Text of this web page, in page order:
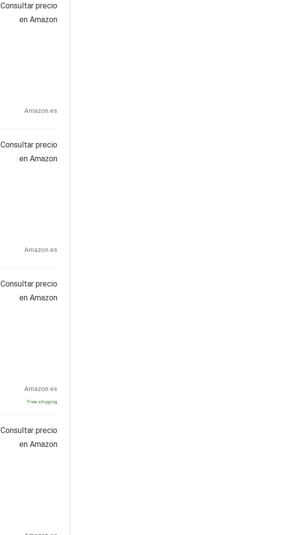
Consultar precio
en Amazon
Amazon.es
Consultar precio
en Amazon
Amazon.es
Consultar precio
en Amazon
Amazon.es
Free shipping
Consultar precio
en Amazon